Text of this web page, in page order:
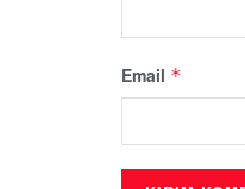
Email *